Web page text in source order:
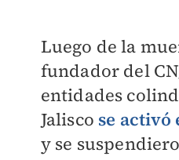
Luego de la
fundador del
entidades
Jalisco se activó
y se